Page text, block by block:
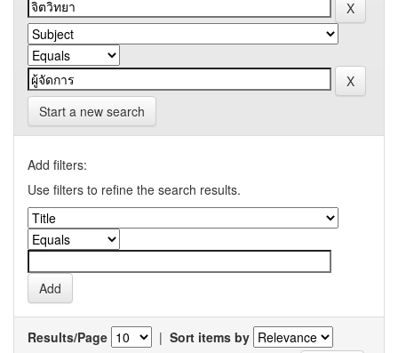
Start a new search
Add filters:
Use filters to refine the search results.
Results/Page | Sort items by